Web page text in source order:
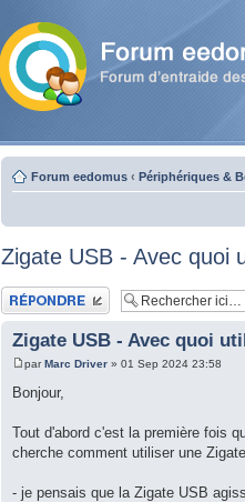
Forum eedomus ‹ Périphériques &
Zigate USB - Avec quoi
Publier une réponse
Zigate USB - Avec quoi
parMarc Driver » 01 Sep 2024 23:58
Bonjour,
Tout d'abord c'est la première fois
cherche comment utiliser une
- je pensais que la Zigate USB